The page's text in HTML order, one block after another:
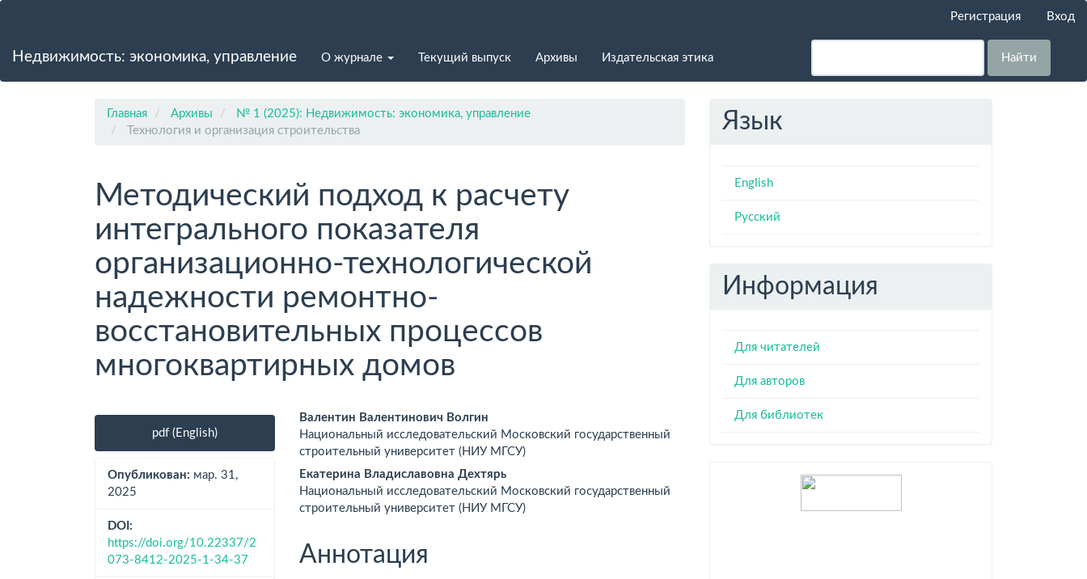
Основное
Регистрация Вход
Недвижимость: экономика, управление О журнале Текущий выпуск Архивы Издательская этика Найти
Главная Архивы
№ 1 (2025): Недвижимость: экономика, управление
Технология и организация строительства
Методический подход к расчету
интегрального показателя
организационно-технологической
надежности ремонтно-
восстановительных процессов
многоквартирных домов
Боковая
панель
статьи
pdf (English)
Опубликован: мар. 31,
2025
DOI:
https://doi.org/10.22337/2
073-8412-2025-1-34-37
Основное
содержимое
статьи
Валентин Валентинович Волгин
Национальный исследовательский Московский государственный
строительный университет (НИУ МГСУ)
Екатерина Владиславовна Дехтярь
Национальный исследовательский Московский государственный
строительный университет (НИУ МГСУ)
Аннотация
Язык
English
Русский
Информация
Для читателей
Для авторов
Для библиотек
Индексация